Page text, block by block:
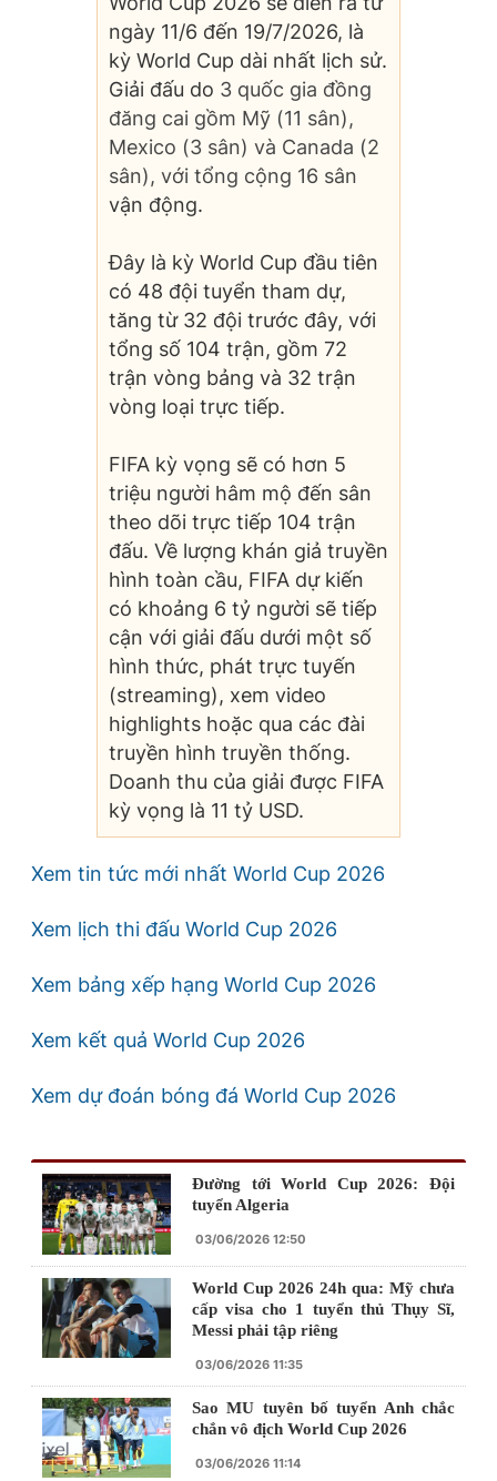
ngày 11/6 đến 19/7/2026, là
kỳ World Cup dài nhất lịch sử.
Giải đấu do 3 quốc gia đồng
đăng cai gồm Mỹ (11 sân),
Mexico (3 sân) và Canada (2
sân), với tổng cộng 16 sân
vận động.
Đây là kỳ World Cup đầu tiên
có 48 đội tuyển tham dự,
tăng từ 32 đội trước đây, với
tổng số 104 trận, gồm 72
trận vòng bảng và 32 trận
vòng loại trực tiếp.
FIFA kỳ vọng sẽ có hơn 5
triệu người hâm mộ đến sân
theo dõi trực tiếp 104 trận
đấu. Về lượng khán giả truyền
hình toàn cầu, FIFA dự kiến
có khoảng 6 tỷ người sẽ tiếp
cận với giải đấu dưới một số
hình thức, phát trực tuyến
(streaming), xem video
highlights hoặc qua các đài
truyền hình truyền thống.
Doanh thu của giải được FIFA
kỳ vọng là 11 tỷ USD.
Xem tin tức mới nhất World Cup 2026
Xem lịch thi đấu World Cup 2026
Xem bảng xếp hạng World Cup 2026
Xem kết quả World Cup 2026
Xem dự đoán bóng đá World Cup 2026
Đường tới World Cup 2026: Đội
tuyển Algeria
03/06/2026 12:50
World Cup 2026 24h qua: Mỹ chưa
cấp visa cho 1 tuyển thủ Thụy Sĩ,
Messi phải tập riêng
03/06/2026 11:35
Sao MU tuyên bố tuyển Anh chắc
chắn vô địch World Cup 2026
03/06/2026 11:14